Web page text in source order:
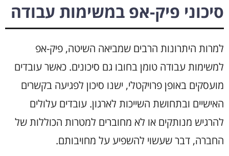
סיכוני פיק-אפ במשימות עבודה
למרות היתרונות הרבים שמביאה השיטה, פיק-אפ
למשימות עבודה טומן בחובו גם סיכונים. כאשר עובדים
מועסקים באופן פרויקטלי, ישנו סיכון לפגיעה בקשרים
האישיים ובתחושת השייכות לארגון. עובדים עלולים
להרגיש מנותקים או לא מחוברים למטרות הכוללות של
החברה, דבר שעשוי להשפיע על מחויבותם.